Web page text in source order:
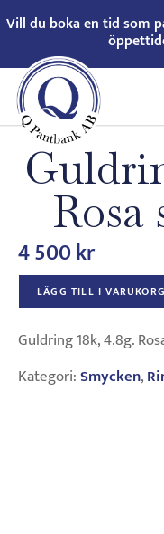
Vill du boka en tid som
Rosa
4 500kr
LÄGG TILL I VARUKORG
Guldring 18k, 4.8g.
Kategori:Smycken,